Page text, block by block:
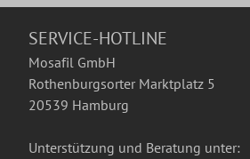
SERVICE-HOTLINE
Mosafil GmbH
Rothenburgsorter Marktplatz 5
20539 Hamburg
Unterstützung und Beratung unter: